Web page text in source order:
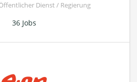
Dienst / Regierung
36 Jobs